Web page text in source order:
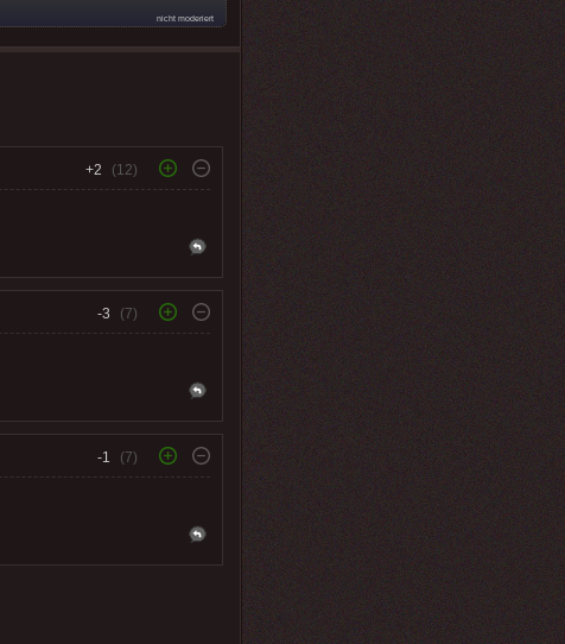
nicht moderiert
+2 (12)
-3 (7)
-1 (7)